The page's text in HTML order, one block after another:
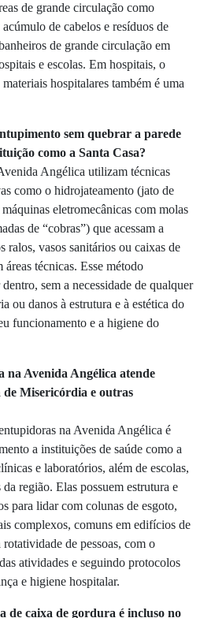
de grande circulação como
de cabelos e resíduos de
de grande circulação em
e escolas. Em hospitais, o
hospitalares também é uma
sem quebrar a parede
como a Santa Casa?
Angélica utilizam técnicas
como o hidrojateamento (jato de
eletromecânicas com molas
de “cobras”) que acessam a
ralos, vasos sanitários ou caixas de
técnicas. Esse método
sem a necessidade de qualquer
ou danos à estrutura e à estética do
funcionamento e a higiene do
na Avenida Angélica atende
de Misericórdia e outras
na Avenida Angélica é
a instituições de saúde como a
e laboratórios, além de escolas,
região. Elas possuem estrutura e
para lidar com colunas de esgoto,
complexos, comuns em edifícios de
de pessoas, com o
atividades e seguindo protocolos
e higiene hospitalar.
de caixa de gordura é incluso no